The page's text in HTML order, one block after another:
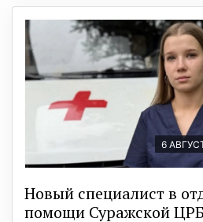
6
Новый специалист в
помощи Суражской ЦРБ